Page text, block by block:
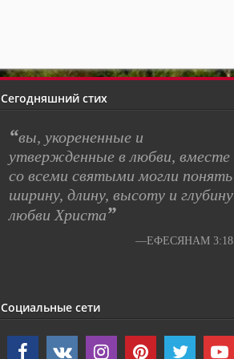
Сегодняшний стих
“вы, укорененные и
утвержденные в любви, вместе
со всеми святыми могли понять
ширину, длину, высоту и глубину
любви Христа”
—ЕФЕСЯНАМ 3:18
Социальные сети